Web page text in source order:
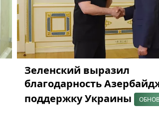
Зеленский выразил
благодарность
поддержку Украины